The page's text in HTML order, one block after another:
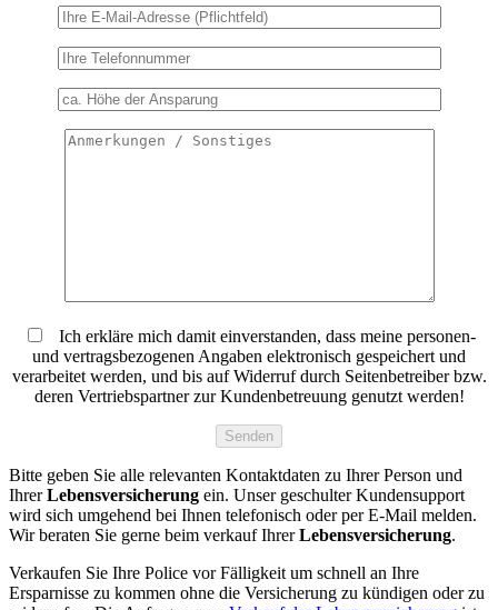
Ich erkläre mich damit einverstanden, dass meine personen-
und vertragsbezogenen Angaben elektronisch gespeichert und
verarbeitet werden, und bis auf Widerruf durch Seitenbetreiber bzw.
deren Vertriebspartner zur Kundenbetreuung genutzt werden!
Bitte geben Sie alle relevanten Kontaktdaten zu Ihrer Person und
IhrerLebensversicherung ein. Unser geschulter Kundensupport
wird sich umgehend bei Ihnen telefonisch oder per E-Mail melden.
Wir beraten Sie gerne beim verkauf IhrerLebensversicherung.
Verkaufen Sie Ihre Police vor Fälligkeit um schnell an Ihre
Ersparnisse zu kommen ohne die Versicherung zu kündigen oder zu